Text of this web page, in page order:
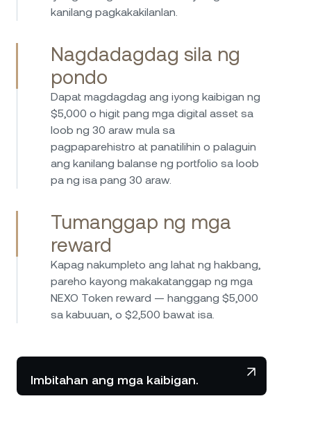
kanilang pagkakakilanlan.
Nagdadagdag sila ng
pondo
Dapat magdagdag ang iyong kaibigan ng
$5,000 o higit pang mga digital asset sa
loob ng 30 araw mula sa
pagpaparehistro at panatilihin o palaguin
ang kanilang balanse ng portfolio sa loob
pa ng isa pang 30 araw.
Tumanggap ng mga
reward
Kapag nakumpleto ang lahat ng hakbang,
pareho kayong makakatanggap ng mga
NEXO Token reward — hanggang $5,000
sa kabuuan, o $2,500 bawat isa.
Imbitahan ang mga kaibigan.